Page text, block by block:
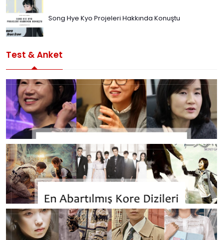
Song Hye Kyo Projeleri Hakkında Konuştu
Test & Anket